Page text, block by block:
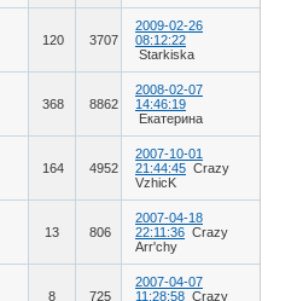
120 3707
2009-02-26
08:12:22
Starkiska
368 8862
2008-02-07
14:46:19
Екатерина
164 4952
2007-10-01
21:44:45 Crazy
VzhicK
13 806
2007-04-18
22:11:36 Crazy
Arr'chy
8 725
2007-04-07
11:28:58 Crazy